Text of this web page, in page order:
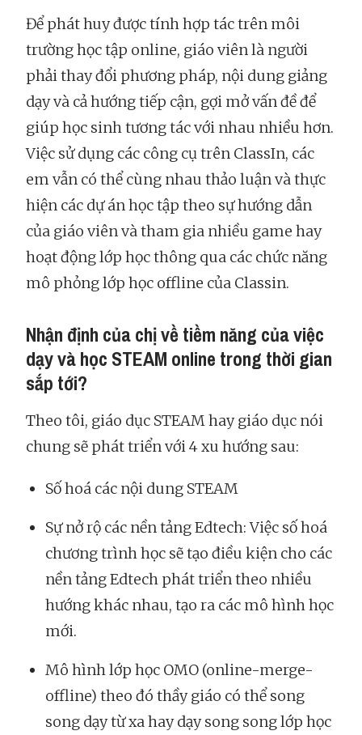
Để phát huy được tính hợp tác trên môi
trường học tập online, giáo viên là người
phải thay đổi phương pháp, nội dung giảng
dạy và cả hướng tiếp cận, gợi mở vấn đề để
giúp học sinh tương tác với nhau nhiều hơn.
Việc sử dụng các công cụ trên ClassIn, các
em vẫn có thể cùng nhau thảo luận và thực
hiện các dự án học tập theo sự hướng dẫn
của giáo viên và tham gia nhiều game hay
hoạt động lớp học thông qua các chức năng
mô phỏng lớp học offline của Classin.
Nhận định của chị về tiềm năng của việc
dạy và học STEAM online trong thời gian
sắp tới?
Theo tôi, giáo dục STEAM hay giáo dục nói
chung sẽ phát triển với 4 xu hướng sau:
Số hoá các nội dung STEAM
Sự nở rộ các nền tảng Edtech: Việc số hoá
chương trình học sẽ tạo điều kiện cho các
nền tảng Edtech phát triển theo nhiều
hướng khác nhau, tạo ra các mô hình học
mới.
Mô hình lớp học OMO (online-merge-
offline) theo đó thầy giáo có thể song
song dạy từ xa hay dạy song song lớp học